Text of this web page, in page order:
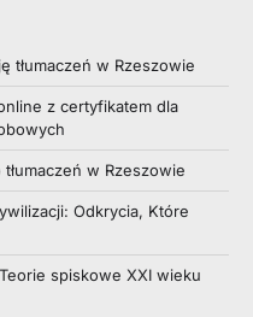
tłumaczeń w Rzeszowie
z certyfikatem dla
w Rzeszowie
Odkrycia, Które
spiskowe XXI wieku